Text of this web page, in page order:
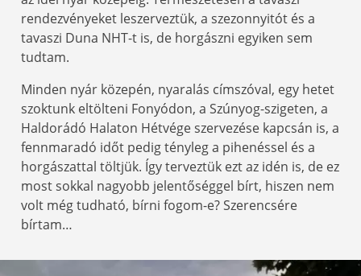
rendezvényeket leszerveztük, a szezonnyitót és a
tavaszi Duna NHT-t is, de horgászni egyiken sem
tudtam.
Minden nyár közepén, nyaralás címszóval, egy hetet
szoktunk eltölteni Fonyódon, a Szúnyog-szigeten, a
Haldorádó Halaton Hétvége szervezése kapcsán is, a
fennmaradó időt pedig tényleg a pihenéssel és a
horgászattal töltjük. Így terveztük ezt az idén is, de ez
most sokkal nagyobb jelentőséggel bírt, hiszen nem
volt még tudható, bírni fogom-e? Szerencsére
bírtam…